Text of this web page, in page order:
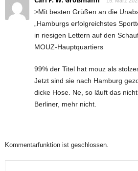
>Mit besten Grüßen an die
„Hamburgs erfolgreichstes
in riesigen Lettern auf den
MOUZ-Hauptquartiers
99% der Titel hat mouz als
Jetzt sind sie nach Hamburg
dicke Hose. Ne, so läuft das
Berliner, mehr nicht.
Kommentarfunktion ist geschlossen.